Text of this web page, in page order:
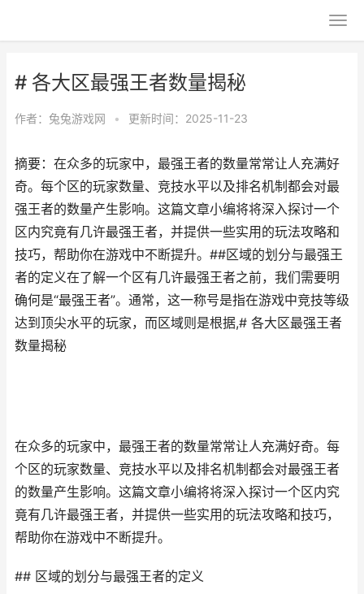
# 各大区最强王者数量揭秘
作者： 兔兔游戏网 • 更新时间：2025-11-23
摘要：在众多的玩家中，最强王者的数量常常让人充满好
奇。每个区的玩家数量、竞技水平以及排名机制都会对最
强王者的数量产生影响。这篇文章小编将将深入探讨一个
区内究竟有几许最强王者，并提供一些实用的玩法攻略和
技巧，帮助你在游戏中不断提升。##区域的划分与最强王
者的定义在了解一个区有几许最强王者之前，我们需要明
确何是“最强王者”。通常，这一称号是指在游戏中竞技等级
达到顶尖水平的玩家，而区域则是根据,# 各大区最强王者
数量揭秘
在众多的玩家中，最强王者的数量常常让人充满好奇。每
个区的玩家数量、竞技水平以及排名机制都会对最强王者
的数量产生影响。这篇文章小编将将深入探讨一个区内究
竟有几许最强王者，并提供一些实用的玩法攻略和技巧，
帮助你在游戏中不断提升。
## 区域的划分与最强王者的定义